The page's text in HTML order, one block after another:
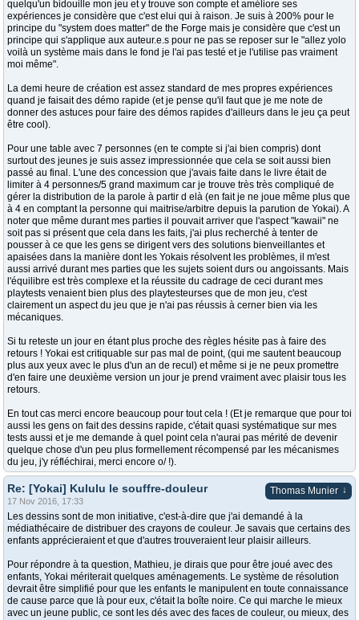
quelqu'un bidouille mon jeu et y trouve son compte et améliore ses
expériences je considère que c'est elui qui à raison. Je suis à 200% pour le
principe du "system does matter" de the Forge mais je considère que c'est un
principe qui s'applique aux auteur.e.s pour ne pas se reposer sur le "allez yolo
voilà un système mais dans le fond je l'ai pas testé et je l'utilise pas vraiment
moi même".
La demi heure de création est assez standard de mes propres expériences
quand je faisait des démo rapide (et je pense qu'il faut que je me note de
donner des astuces pour faire des démos rapides d'ailleurs dans le jeu ça peut
être cool).
Pour une table avec 7 personnes (en te compte si j'ai bien compris) dont
surtout des jeunes je suis assez impressionnée que cela se soit aussi bien
passé au final. L'une des concession que j'avais faite dans le livre était de
limiter à 4 personnes/5 grand maximum car je trouve très très compliqué de
gérer la distribution de la parole à partir d elà (en fait je ne joue même plus que
à 4 en comptant la personne qui maitrise/arbitre depuis la parution de Yokai). A
noter que même durant mes parties il pouvait arriver que l'aspect "kawaii" ne
soit pas si présent que cela dans les faits, j'ai plus recherché à tenter de
pousser à ce que les gens se dirigent vers des solutions bienveillantes et
apaisées dans la manière dont les Yokais résolvent les problèmes, il m'est
aussi arrivé durant mes parties que les sujets soient durs ou angoissants. Mais
l'équilibre est très complexe et la réussite du cadrage de ceci durant mes
playtests venaient bien plus des playtesteurses que de mon jeu, c'est
clairement un aspect du jeu que je n'ai pas réussis à cerner bien via les
mécaniques.
Si tu reteste un jour en étant plus proche des règles hésite pas à faire des
retours ! Yokai est critiquable sur pas mal de point, (qui me sautent beaucoup
plus aux yeux avec le plus d'un an de recul) et même si je ne peux promettre
d'en faire une deuxième version un jour je prend vraiment avec plaisir tous les
retours.
En tout cas merci encore beaucoup pour tout cela ! (Et je remarque que pour toi
aussi les gens on fait des dessins rapide, c'était quasi systématique sur mes
tests aussi et je me demande à quel point cela n'aurai pas mérité de devenir
quelque chose d'un peu plus formellement récompensé par les mécanismes
du jeu, j'y réfléchirai, merci encore o/ !).
Thomas Munier ↓
Re: [Yokai] Kululu le souffre-douleur
17 Nov 2016, 17:33
Les dessins sont de mon initiative, c'est-à-dire que j'ai demandé à la
médiathécaire de distribuer des crayons de couleur. Je savais que certains des
enfants apprécieraient et que d'autres trouveraient leur plaisir ailleurs.
Pour répondre à ta question, Mathieu, je dirais que pour être joué avec des
enfants, Yokai mériterait quelques aménagements. Le système de résolution
devrait être simplifié pour que les enfants le manipulent en toute connaissance
de cause parce que là pour eux, c'était la boîte noire. Ce qui marche le mieux
avec un jeune public, ce sont les dés avec des faces de couleur, ou mieux, des